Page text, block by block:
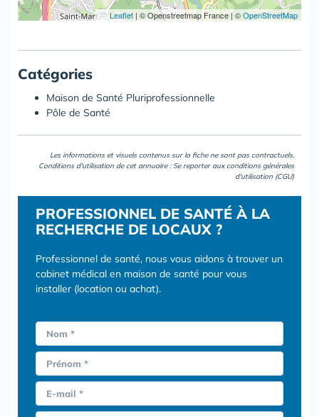
Leaflet | © Openstreetmap France | ©OpenStreetMap
Catégories
Maison de Santé Pluriprofessionnelle
Pôle de Santé
Les informations et visuels contenus sur la fiche ne sont pas contractuels.
Conditions d'utilisation de cet annuaire : Se reporter aux conditions générales
d'utilisation (CGU)
PROFESSIONNEL DE SANTÉ À LA
RECHERCHE DE LOCAUX ?
Professionnel de santé, nous vous aidons à trouver un
cabinet médical en maison de santé pour vous
installer (location ou achat).
Nom *
Prénom *
E-mail *